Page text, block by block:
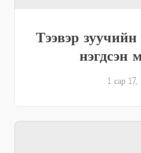
Тээвэр
нэгдсэн
1 сар